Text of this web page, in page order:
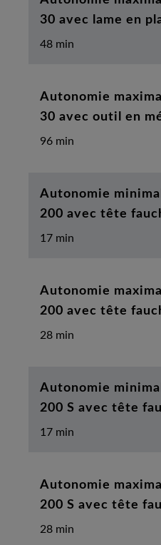
30 avec lame en
48 min
Autonomie
30 avec outil en
96 min
Autonomie
200 avec tête
17 min
Autonomie
200 avec tête
28 min
Autonomie
200 S avec tête
17 min
Autonomie
200 S avec tête
28 min